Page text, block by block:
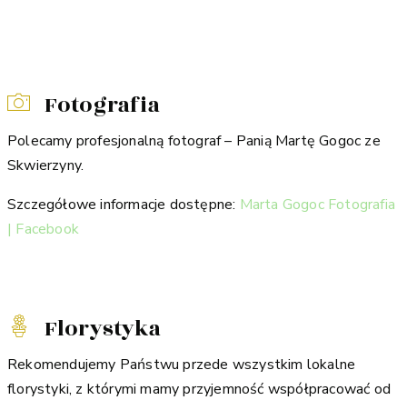
Fotografia
Polecamy profesjonalną fotograf – Panią Martę Gogoc ze
Skwierzyny.
Szczegółowe informacje dostępne: Marta Gogoc Fotografia
| Facebook
Florystyka
Rekomendujemy Państwu przede wszystkim lokalne
florystyki, z którymi mamy przyjemność współpracować od